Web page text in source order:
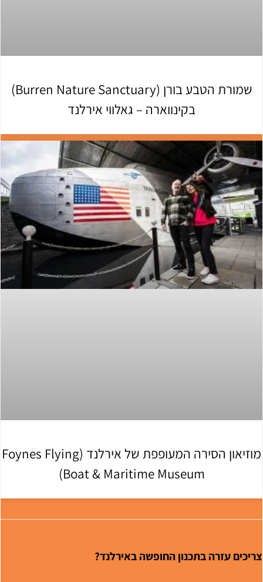
שמורת הטבע בורן (Burren Nature Sanctuary)
בקינווארה – גאלווי אירלנד
מוזיאון הסירה המעופפת של אירלנד (Foynes Flying
Boat & Maritime Museum)
צריכים עזרה בתכנון החופשה באירלנד?